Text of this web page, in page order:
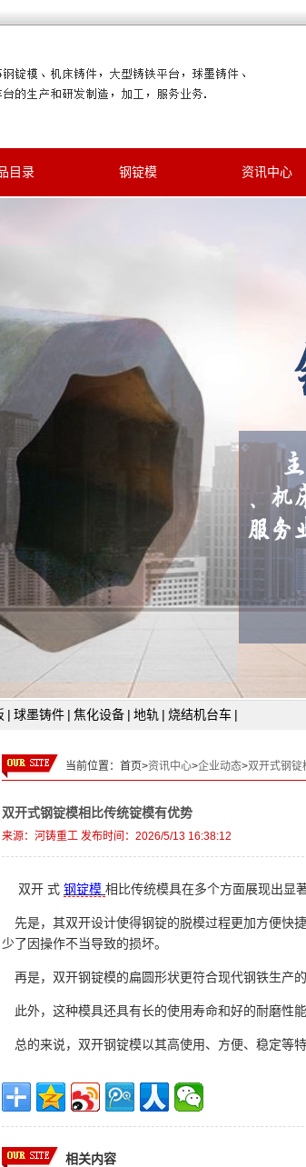
目录 钢锭模 资讯中心
| 球墨铸件 | 焦化设备 | 地轨 | 烧结机台车 |
当前位置： 首页>资讯中心>企业动态>双开式钢锭
双开式钢锭模相比传统锭模有优势
来源： 河铸重工 发布时间： 2026/5/13 16:38:12
双开 式 钢锭模 相比传统模具在多个方面展现出显著
先是，其双开设计使得钢锭的脱模过程更加方便快
少了因操作不当导致的损坏。
再是，双开钢锭模的扁圆形状更符合现代钢铁生产
此外，这种模具还具有长的使用寿命和好的耐磨性
总的来说，双开钢锭模以其高使用、方便、稳定等
相关内容